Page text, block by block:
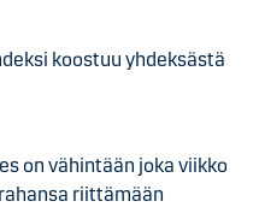
koostuu yhdeksästä
on vähintään joka viikko
riittämään